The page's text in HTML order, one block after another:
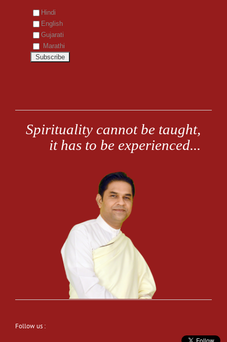
Hindi
English
Gujarati
Marathi
Follow us :